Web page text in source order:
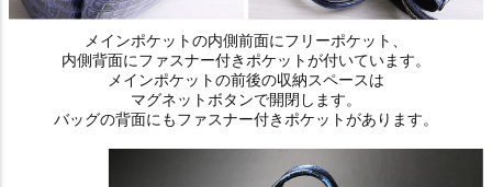
メインポケットの内側前面にフリーポケット、
内側背面にファスナー付きポケットが付いています。
メインポケットの前後の収納スペースは
マグネットボタンで開閉します。
バッグの背面にもファスナー付きポケットがあります。